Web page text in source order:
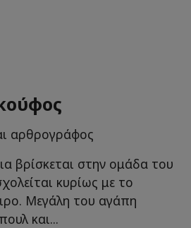
αρθρογράφος
βρίσκεται στην ομάδα του
κυρίως με το
Μεγάλη του αγάπη
και...